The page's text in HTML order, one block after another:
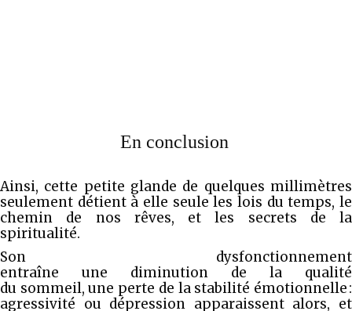
En conclusion
Ainsi, cette petite glande de quelques millimètres
seulement détient à elle seule les lois du temps, le
chemin de nos rêves, et les secrets de la
spiritualité.
Son dysfonctionnement
entraîne une diminution de la qualité
du sommeil, une perte de la stabilité émotionnelle :
agressivité ou dépression apparaissent alors, et